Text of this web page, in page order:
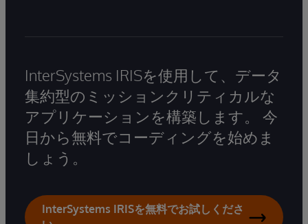
InterSystems IRISを使用して、データ
集約型のミッションクリティカルな
アプリケーションを構築します。 今
日から無料でコーディングを始めま
しょう。
InterSystems IRISを無料でお試しくださ